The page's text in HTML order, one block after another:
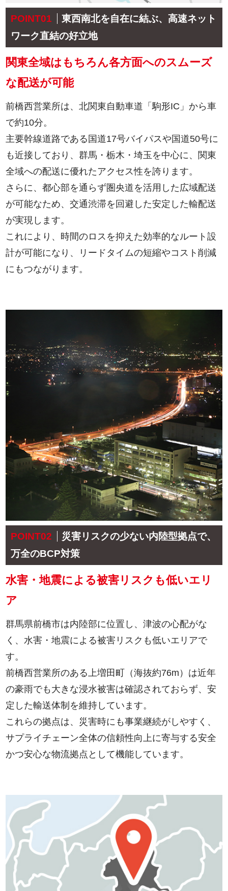
POINT01
東西南北を自在に結ぶ、高速ネット
ワーク直結の好立地
関東全域はもちろん各方面へのスムーズ
な配送が可能
前橋西営業所は、北関東自動車道「駒形IC」から車
で約10分。
主要幹線道路である国道17号バイパスや国道50号に
も近接しており、群馬・栃木・埼玉を中心に、関東
全域への配送に優れたアクセス性を誇ります。
さらに、都心部を通らず圏央道を活用した広域配送
が可能なため、交通渋滞を回避した安定した輸配送
が実現します。
これにより、時間のロスを抑えた効率的なルート設
計が可能になり、リードタイムの短縮やコスト削減
にもつながります。
POINT02
災害リスクの少ない内陸型拠点で、
万全のBCP対策
水害・地震による被害リスクも低いエリ
ア
群馬県前橋市は内陸部に位置し、津波の心配がな
く、水害・地震による被害リスクも低いエリアで
す。
前橋西営業所のある上増田町（海抜約76m）は近年
の豪雨でも大きな浸水被害は確認されておらず、安
定した輸送体制を維持しています。
これらの拠点は、災害時にも事業継続がしやすく、
サプライチェーン全体の信頼性向上に寄与する安全
かつ安心な物流拠点として機能しています。